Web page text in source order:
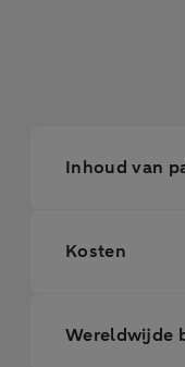
Inhoud van
Kosten
Wereldwijde